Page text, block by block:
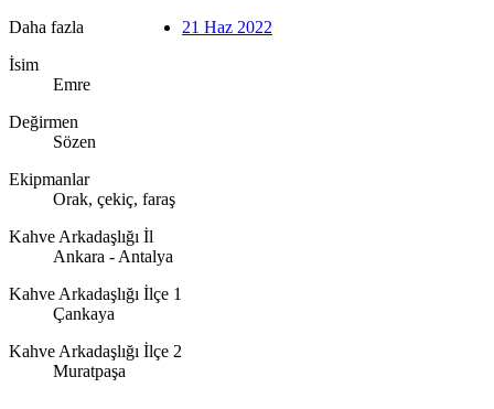
Daha fazla
İsim
Emre
Değirmen
Sözen
Ekipmanlar
Orak, çekiç, faraş
Kahve Arkadaşlığı İl
Ankara - Antalya
Kahve Arkadaşlığı İlçe 1
Çankaya
Kahve Arkadaşlığı İlçe 2
Muratpaşa
21 Haz 2022